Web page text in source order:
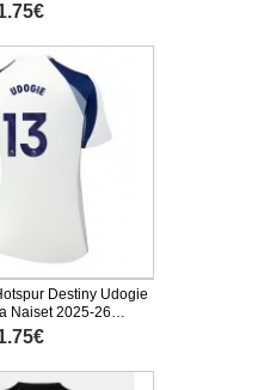
Destiny Udogie
Naiset 2025-26